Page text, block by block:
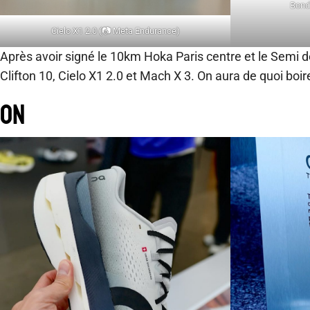
Cielo X1 2.0 (📷 Meta Endurance)
Après avoir signé le 10km Hoka Paris centre et le Semi
Clifton 10, Cielo X1 2.0 et Mach X 3. On aura de quoi
ON